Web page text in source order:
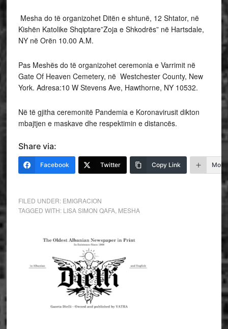
Mesha do të organizohet Ditën e shtunë, 12 Shtator, në
Kishën Katolike Shqiptare”Zoja e Shkodrës” në Hartsdale,
NY në Orën 10.00 A.M.
Pas Meshës do të organizohet ceremonia e Varrimit në
Gate Of Heaven Cemetery, në Westchester County, New
York. Adresa:10 W Stevens Ave, Hawthorne, NY 10532.
Në të gjitha ceremonitë Pandemia e Koronavirusit dikton
mbajtjen e maskave dhe respektimin e distancës.
Share via:
Facebook Twitter Copy Link More
FILED UNDER: EMIGRACION
TAGGED WITH: LISA SIMON QAFA, MESHA